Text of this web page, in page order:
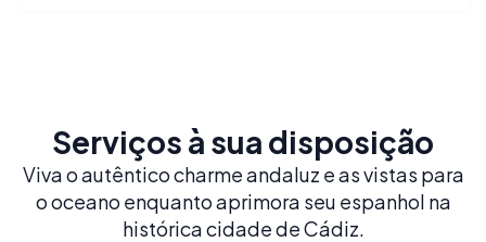
Serviços à sua disposição
Viva o autêntico charme andaluz e as vistas para
o oceano enquanto aprimora seu espanhol na
histórica cidade de Cádiz.